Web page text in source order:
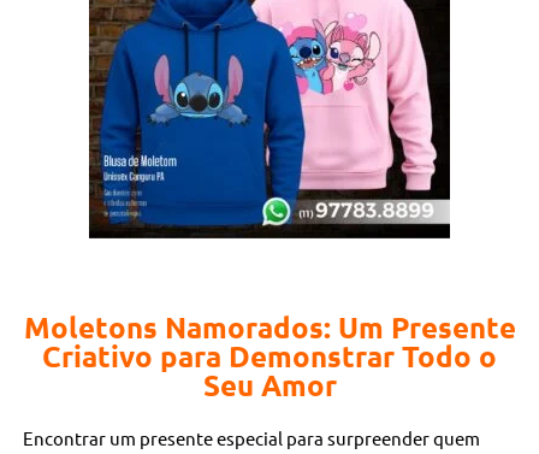
Moletons Namorados: Um Presente
Criativo para Demonstrar Todo o
Seu Amor
Encontrar um presente especial para surpreender quem